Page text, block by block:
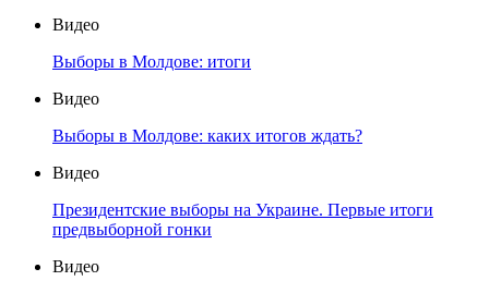
Видео
Выборы в Молдове: итоги
Видео
Выборы в Молдове: каких итогов ждать?
Видео
Президентские выборы на Украине. Первые итоги
предвыборной гонки
Видео